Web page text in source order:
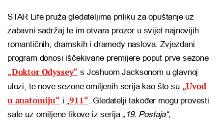
STAR Life pruža gledateljima priliku za opuštanje uz
zabavni sadržaj te im otvara prozor u svijet najnovijih
romantičnih, dramskih i dramedy naslova. Zvjezdani
program donosi iščekivane premijere poput prve sezone
„Doktor Odyssey“ s Joshuom Jacksonom u glavnoj
ulozi, te nove sezone omiljenih serija kao što su „Uvod
u anatomiju“ i „911“. Gledatelji također mogu provesti
sate uz omiljene likove iz serija„19. Postaja“,